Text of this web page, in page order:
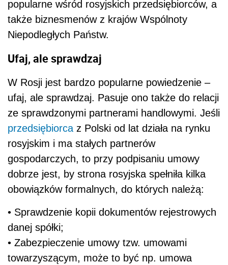
popularne wśród rosyjskich przedsiębiorców, a
także biznesmenów z krajów Wspólnoty
Niepodległych Państw.
Ufaj, ale sprawdzaj
W Rosji jest bardzo popularne powiedzenie –
ufaj, ale sprawdzaj. Pasuje ono także do relacji
ze sprawdzonymi partnerami handlowymi. Jeśli
przedsiębiorca z Polski od lat działa na rynku
rosyjskim i ma stałych partnerów
gospodarczych, to przy podpisaniu umowy
dobrze jest, by strona rosyjska spełniła kilka
obowiązków formalnych, do których należą:
• Sprawdzenie kopii dokumentów rejestrowych
danej spółki;
• Zabezpieczenie umowy tzw. umowami
towarzyszącym, może to być np. umowa